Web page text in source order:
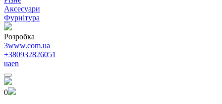
Аксесуари
Фурнітура
Розробка
3www.com.ua
+380932826051
uaen
0